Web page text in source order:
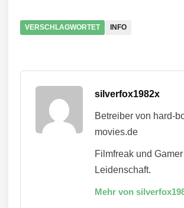
VERSCHLAGWORTET INFO
silverfox1982x
Betreiber von hard-
movies.de
Filmfreak und
Leidenschaft.
Mehr von